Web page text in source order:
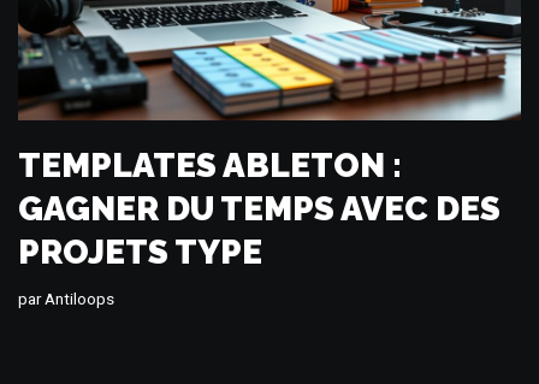
TEMPLATES ABLETON :
GAGNER DU TEMPS AVEC DES
PROJETS TYPE
parAntiloops